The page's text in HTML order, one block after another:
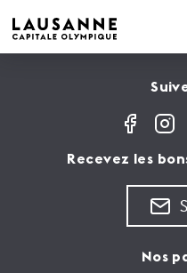
Recevez les
Nos